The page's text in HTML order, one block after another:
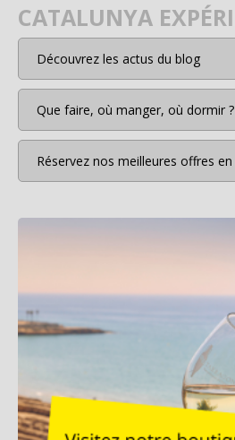
CATALUNYA
Découvrez les actus du blog
Que faire, où manger, où dormir ?
Réservez nos meilleures offres en